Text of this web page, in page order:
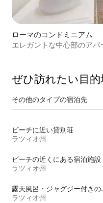
ローマのコンドミニアム
エレガントな中心部のア
ぜひ訪⁠れ⁠た⁠い目⁠的⁠
その他のタ⁠イ⁠プ⁠の宿⁠泊⁠先
ビーチに近い貸別荘
ラツィオ州
ビーチの近くにある宿泊施設
ラツィオ州
露天風呂
ラツィオ州